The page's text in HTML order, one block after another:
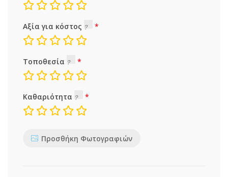
Αξία για κόστος
Τοποθεσία
Καθαριότητα
Προσθήκη Φωτογραφιών